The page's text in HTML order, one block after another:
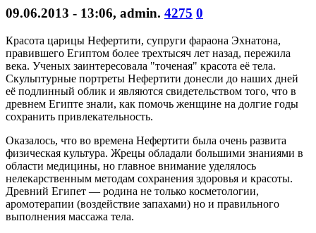
09.06.2013 - 13:06, admin. 4275 0
Красота царицы Нефертити, супруги фараона Эхнатона,
правившего Египтом более трехтысяч лет назад, пережила
века. Ученых заинтересовала "точеная" красота её тела.
Скульптурные портреты Нефертити донесли до наших дней
её подлинный облик и являются свидетельством того, что в
древнем Египте знали, как помочь женщине на долгие годы
сохранить привлекательность.
Оказалось, что во времена Нефертити была очень развита
физическая культура. Жрецы обладали большими знаниями в
области медицины, но главное внимание уделялось
нелекарственным методам сохранения здоровья и красоты.
Древний Египет — родина не только косметологии,
аромотерапии (воздействие запахами) но и правильного
выполнения массажа тела.